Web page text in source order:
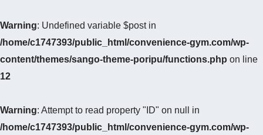
Warning: Undefined variable $post in
/home/c1747393/public_html/convenience-gym.com/wp-
content/themes/sango-theme-poripu/functions.php on line
12
Warning: Attempt to read property "ID" on null in
/home/c1747393/public_html/convenience-gym.com/wp-